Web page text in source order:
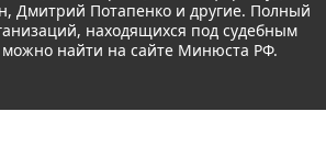
Дмитрий Потапенко и другие. Полный
находящихся под судебным
можно найти на сайте Минюста РФ.